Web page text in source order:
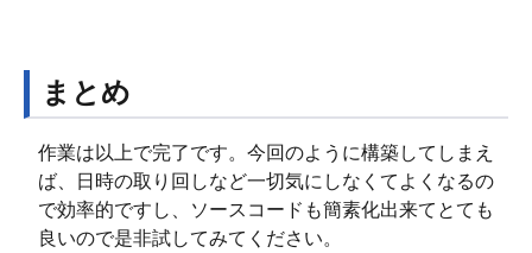
まとめ
作業は以上で完了です。今回のように構築してしまえ
ば、日時の取り回しなど一切気にしなくてよくなるの
で効率的ですし、ソースコードも簡素化出来てとても
良いので是非試してみてください。